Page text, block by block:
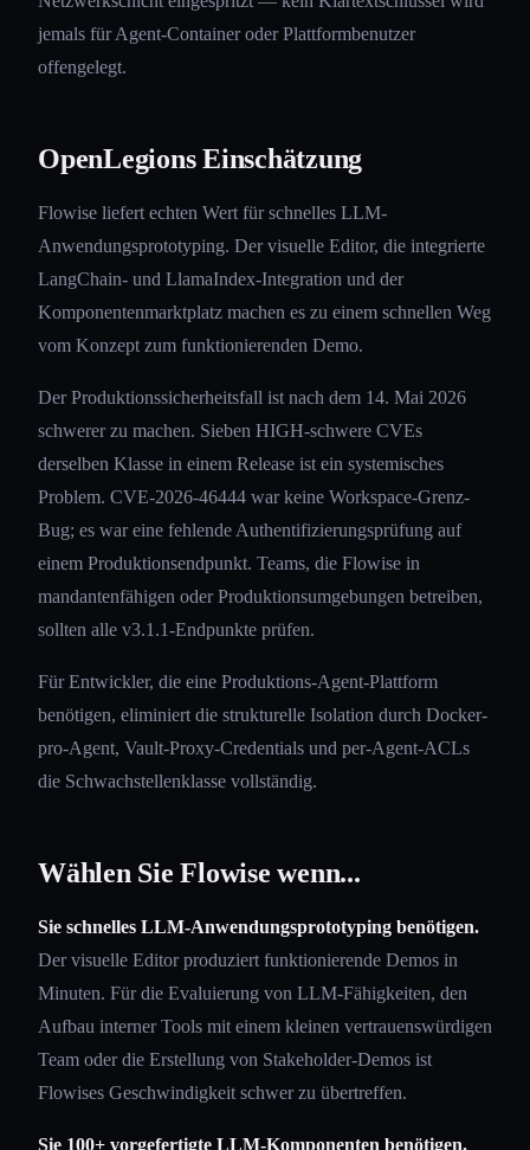
jemals für Agent-Container oder Plattformbenutzer
offengelegt.
OpenLegions Einschätzung
Flowise liefert echten Wert für schnelles LLM-
Anwendungsprototyping. Der visuelle Editor, die integrierte
LangChain- und LlamaIndex-Integration und der
Komponentenmarktplatz machen es zu einem schnellen Weg
vom Konzept zum funktionierenden Demo.
Der Produktionssicherheitsfall ist nach dem 14. Mai 2026
schwerer zu machen. Sieben HIGH-schwere CVEs
derselben Klasse in einem Release ist ein systemisches
Problem. CVE-2026-46444 war keine Workspace-Grenz-
Bug; es war eine fehlende Authentifizierungsprüfung auf
einem Produktionsendpunkt. Teams, die Flowise in
mandantenfähigen oder Produktionsumgebungen betreiben,
sollten alle v3.1.1-Endpunkte prüfen.
Für Entwickler, die eine Produktions-Agent-Plattform
benötigen, eliminiert die strukturelle Isolation durch Docker-
pro-Agent, Vault-Proxy-Credentials und per-Agent-ACLs
die Schwachstellenklasse vollständig.
Wählen Sie Flowise wenn...
Sie schnelles LLM-Anwendungsprototyping benötigen.
Der visuelle Editor produziert funktionierende Demos in
Minuten. Für die Evaluierung von LLM-Fähigkeiten, den
Aufbau interner Tools mit einem kleinen vertrauenswürdigen
Team oder die Erstellung von Stakeholder-Demos ist
Flowises Geschwindigkeit schwer zu übertreffen.
Sie 100+ vorgefertigte LLM-Komponenten benötigen.